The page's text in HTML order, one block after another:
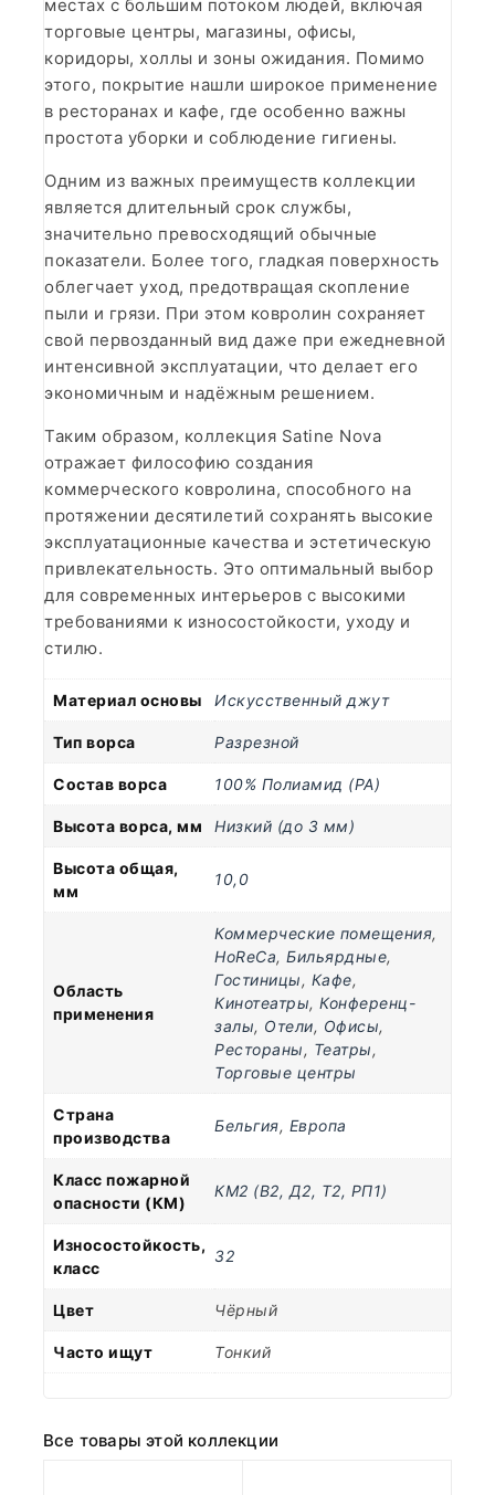
местах с большим потоком людей, включая
торговые центры, магазины, офисы,
коридоры, холлы и зоны ожидания. Помимо
этого, покрытие нашли широкое применение
в ресторанах и кафе, где особенно важны
простота уборки и соблюдение гигиены.
Одним из важных преимуществ коллекции
является длительный срок службы,
значительно превосходящий обычные
показатели. Более того, гладкая поверхность
облегчает уход, предотвращая скопление
пыли и грязи. При этом ковролин сохраняет
свой первозданный вид даже при ежедневной
интенсивной эксплуатации, что делает его
экономичным и надёжным решением.
Таким образом, коллекция Satine Nova
отражает философию создания
коммерческого ковролина, способного на
протяжении десятилетий сохранять высокие
эксплуатационные качества и эстетическую
привлекательность. Это оптимальный выбор
для современных интерьеров с высокими
требованиями к износостойкости, уходу и
стилю.
Материал основы Искусственный джут
Тип ворса Разрезной
Состав ворса 100% Полиамид (PA)
Высота ворса, мм Низкий (до 3 мм)
Высота общая,
мм
10,0
Область
применения
Коммерческие помещения,
HoReCa, Бильярдные,
Гостиницы, Кафе,
Кинотеатры, Конференц-
залы, Отели, Офисы,
Рестораны, Театры,
Торговые центры
Страна
производства
Бельгия, Европа
Класс пожарной
опасности (КМ)
КМ2 (В2, Д2, Т2, РП1)
Износостойкость,
класс
32
Цвет Чёрный
Часто ищут Тонкий
Все товары этой коллекции